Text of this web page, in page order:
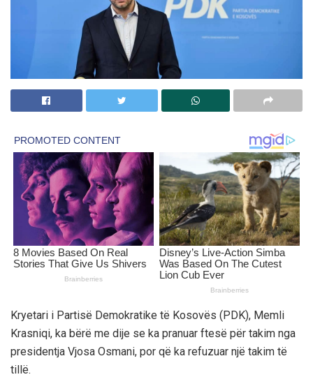
Kryetari i Partisë Demokratike të Kosovës (PDK), Memli
Krasniqi, ka bërë me dije se ka pranuar ftesë për takim nga
presidentja Vjosa Osmani, por që ka refuzuar një takim të
tillë.